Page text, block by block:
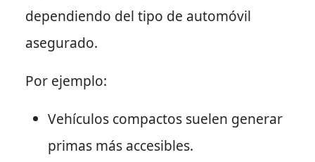
dependiendo del tipo de automóvil
asegurado.
Por ejemplo:
Vehículos compactos suelen generar
primas más accesibles.